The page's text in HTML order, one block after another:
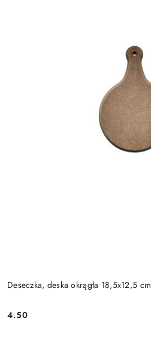
Deseczka, deska okrągła 18,5x12,5 cm
Cena:
4.50